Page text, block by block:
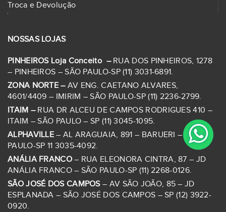
Troca e Devolução
NOSSAS LOJAS
PINHEIROS Loja Conceito – RUA DOS PINHEIROS, 1278
– PINHEIROS – SÃO PAULO-SP (11) 3031-6891.
ZONA NORTE – AV ENG. CAETANO ALVARES,
4601/4409 – IMIRIM – SÃO PAULO-SP (11) 2236-2799.
ITAIM – RUA DR ALCEU DE CAMPOS RODRIGUES 410 –
ITAIM – SÃO PAULO – SP (11) 3045-1095.
ALPHAVILLE – AL ARAGUAIA, 891 – BARUERI – SÃO
PAULO-SP 11 3035-4092.
ANÁLIA FRANCO– RUA ELEONORA CINTRA, 87 – JD
ANÁLIA FRANCO – SÃO PAULO-SP (11) 2268-0126.
SÃO JOSÉ DOS CAMPOS– AV SÃO JOÃO, 85 – JD
ESPLANADA – SÃO JOSÉ DOS CAMPOS – SP (12) 3922-
0920.